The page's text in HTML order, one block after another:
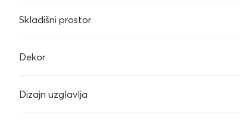
Skladišni prostor
Dekor
Dizajn uzglavlja